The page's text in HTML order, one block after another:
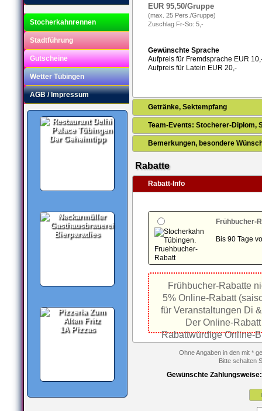
Stocherkahnrennen
Stadtführung
Gutscheine
Wetter Tübingen
AGB / Impressum
Der Geheimtipp
Bierparadies
1A Pizzas
EUR 95,50/Gruppe
(max. 25 Pers./Gruppe)
Zuschlag Fr-So: 5,-
Gewünschte Sprache
Aufpreis für Fremdsprache EUR
Aufpreis für Latein EUR 20,-
Getränke, Sektempfang
Team-Events: Stocherer-Diplom,
Bemerkungen, besondere
Rabatte
Rabatt-Info
Frühbucher-
Bis 90 Tage
Frühbucher-Rabatte
5% Online-Rabatt
für Veranstaltungen Di
Der Online-
Rabattwürdige Online-
Ohne Angaben in den mit *
Bitte schalten
Gewünschte Zahlungsweise: